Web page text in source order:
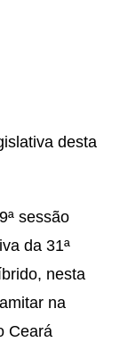
desta
sessão
da 31ª
nesta
na
Ceará